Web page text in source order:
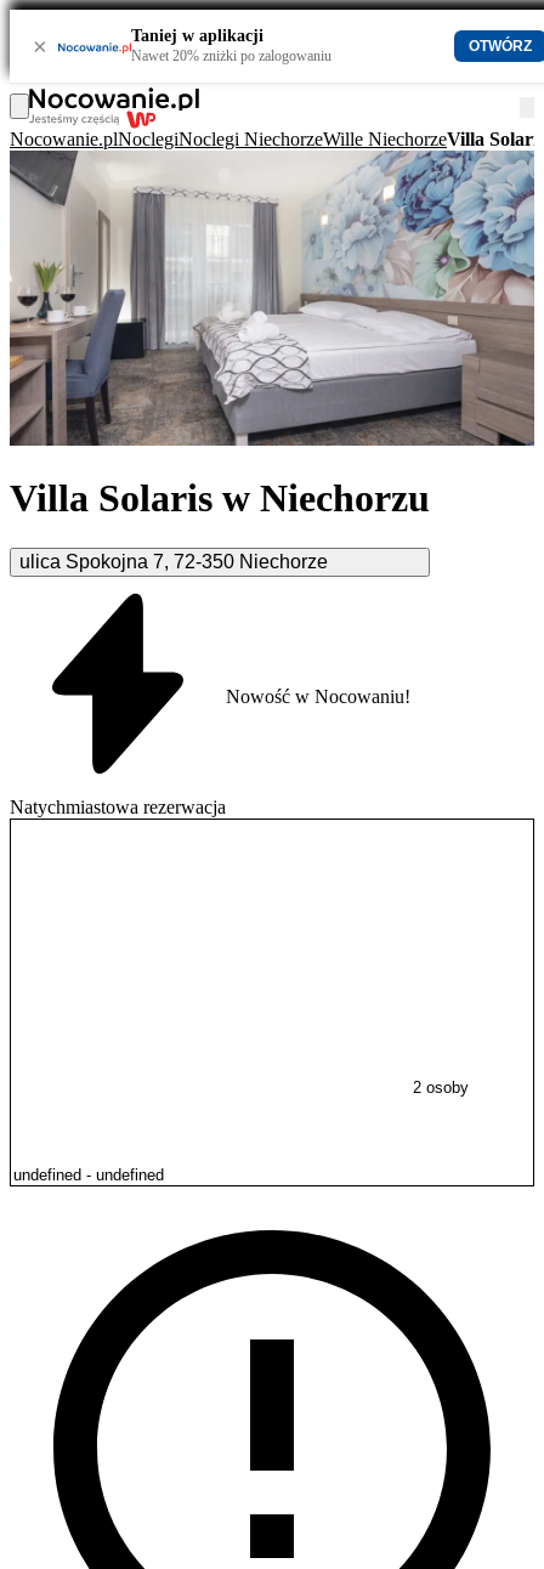
× Taniej w aplikacji
Nawet 20% zniżki po zalogowaniu
OTWÓRZ
Nocowanie.plNoclegiNoclegi NiechorzeWille NiechorzeVilla
Villa Solaris w Niechorzu
ulica Spokojna 7, 72-350 Niechorze
Natychmiastowa rezerwacja
Nowość w Nocowaniu!
2 osoby